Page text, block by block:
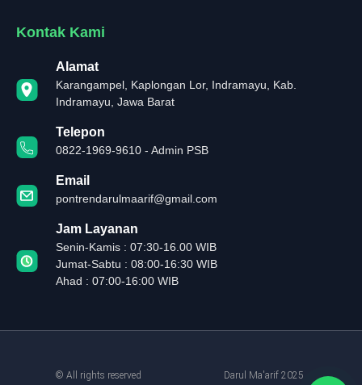
Kontak Kami
Alamat
Karangampel, Kaplongan Lor, Indramayu, Kab.
Indramayu, Jawa Barat
Telepon
0822-1969-9610 - Admin PSB
Email
pontrendarulmaarif@gmail.com
Jam Layanan
Senin-Kamis : 07:30-16.00 WIB
Jumat-Sabtu : 08:00-16:30 WIB
Ahad : 07:00-16:00 WIB
© All rights reserved Darul Ma'arif 2025